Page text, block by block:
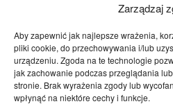
Zarządzaj
Aby zapewnić jak najlepsze wrażenia,
pliki cookie, do przechowywania i/lub
urządzeniu. Zgoda na te technologie
jak zachowanie podczas przeglądania
stronie. Brak wyrażenia zgody lub
wpłynąć na niektóre cechy i funkcje.